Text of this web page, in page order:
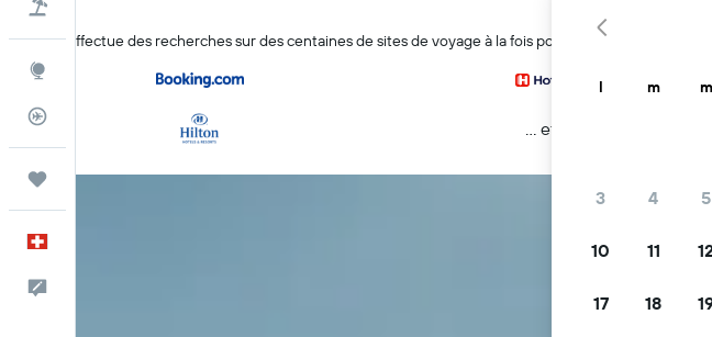
Trips
KAYAK effectue des recherches sur des centaines de sites de voyage à la fois pour trouver des hôtels
… et plus
l m m
3 4 5
10 11
17 18